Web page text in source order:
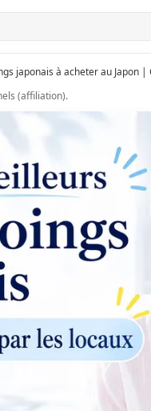
japonais à acheter au Japon |
(affiliation).